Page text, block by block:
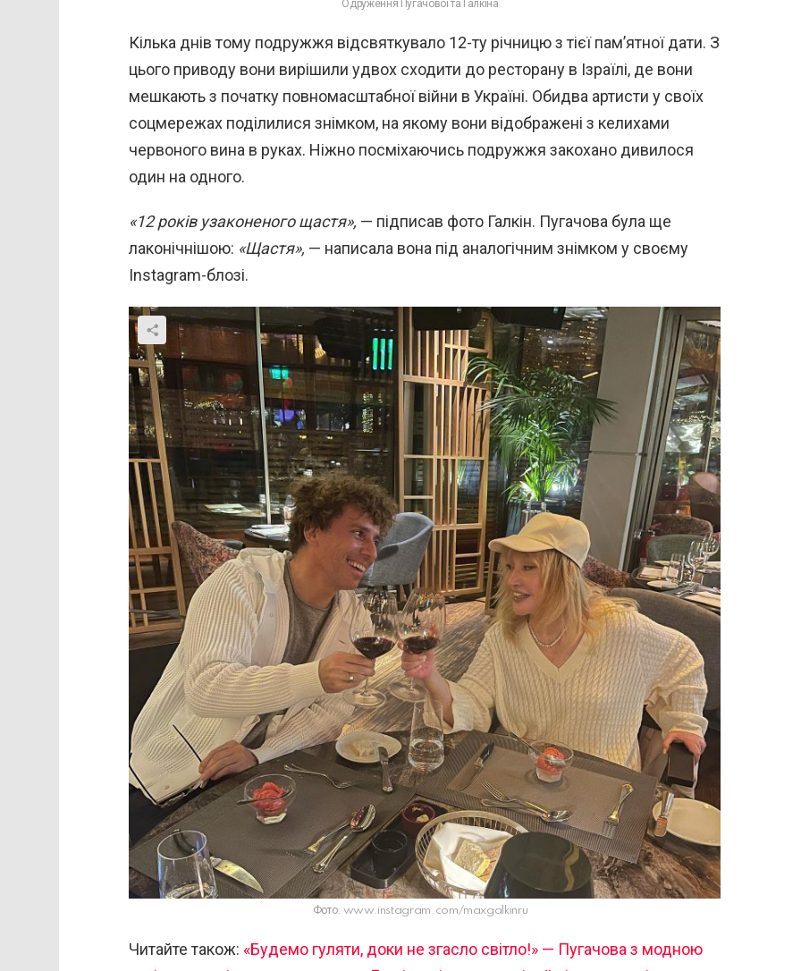
Одруження Пугачової та Галкіна
Кілька днів тому подружжя відсвяткувало 12-ту річницю з тієї пам’ятної дати. З
цього приводу вони вирішили удвох сходити до ресторану в Ізраїлі, де вони
мешкають з початку повномасштабної війни в Україні. Обидва артисти у своїх
соцмережах поділилися знімком, на якому вони відображені з келихами
червоного вина в руках. Ніжно посміхаючись подружжя закохано дивилося
один на одного.
«12 років узаконеного щастя», — підписав фото Галкін. Пугачова була ще
лаконічнішою: «Щастя», — написала вона під аналогічним знімком у своєму
Instagram-блозі.
Фото: www.instagram.com/maxgalkinru
Читайте також: «Будемо гуляти, доки не згасло світло!» — Пугачова з модною